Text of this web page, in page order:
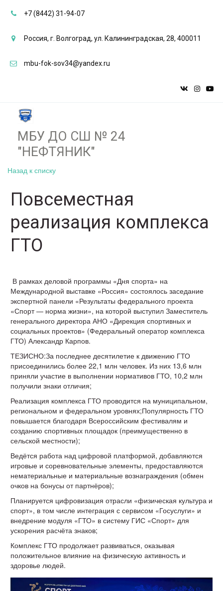
+7 (8442) 31-94-07
Россия, г. Волгоград, ул. Калининградская, 28, 400011
mbu-fok-sov34@yandex.ru
МБУ ДО СШ № 24
"НЕФТЯНИК"­­
Назад к списку
Повсеместная
реализация комплекса
ГТО
В рамках деловой программы «Дня спорта» на
Международной выставке «Россия» состоялось заседание
экспертной панели «Результаты федерального проекта
«Спорт — норма жизни», на которой выступил Заместитель
генерального директора АНО «Дирекция спортивных и
социальных проектов» (Федеральный оператор комплекса
ГТО) Александр Карпов.
ТЕЗИСНО:За последнее десятилетие к движению ГТО
присоединились более 22,1 млн человек. Из них 13,6 млн
приняли участие в выполнении нормативов ГТО, 10,2 млн
получили знаки отличия;
Реализация комплекса ГТО проводится на муниципальном,
региональном и федеральном уровнях;Популярность ГТО
повышается благодаря Всероссийским фестивалям и
созданию спортивных площадок (преимущественно в
сельской местности);
Ведётся работа над цифровой платформой, добавляются
игровые и соревновательные элементы, предоставляются
нематериальные и материальные вознаграждения (обмен
очков на бонусы от партнёров);
Планируется цифровизация отрасли «физическая культура и
спорт», в том числе интеграция с сервисом «Госуслуги» и
внедрение модуля «ГТО» в систему ГИС «Спорт» для
ускорения расчёта знаков;
Комплекс ГТО продолжает развиваться, оказывая
положительное влияние на физическую активность и
здоровье людей.